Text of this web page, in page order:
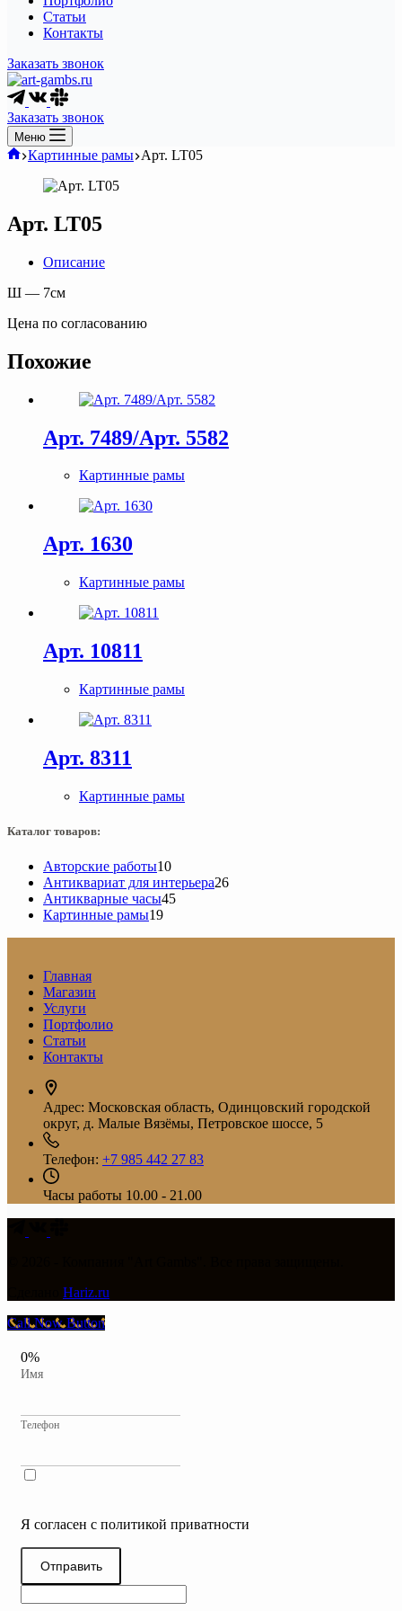
Статьи
Контакты
Заказать звонок
Заказать звонок
Меню
Главная
Картинные рамы Арт. LT05
Арт. LT05
Описание
Ш — 7см
Цена по согласованию
Похожие
Арт. 7489/Арт. 5582
Картинные рамы
Арт. 1630
Картинные рамы
Арт. 10811
Картинные рамы
Арт. 8311
Картинные рамы
Каталог товаров:
Авторские работы1010
товаров
Антиквариат для интерьера2626
Антикварные часы4545
Картинные рамы1919
Главная
Магазин
Услуги
Портфолио
Статьи
Контакты
Адрес: Московская область, Одинцовский городской
округ, д. Малые Вязёмы, Петровское шоссе, 5
Телефон: +7 985 442 27 83
Часы работы 10.00 - 21.00
Hariz.ru
Call Now Button
0%
Имя
Телефон
Я согласен с политикой приватности
Отправить